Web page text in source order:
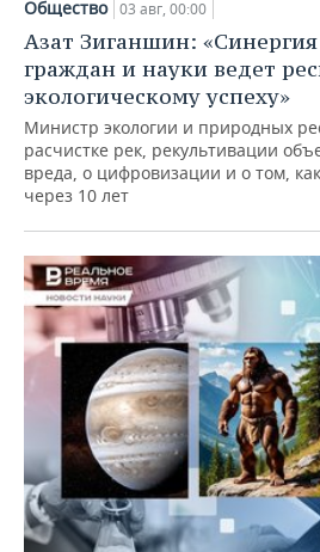
Общество 03 авг, 00:00
Азат Зиганшин: «Синергия
граждан и науки ведет
экологическому успеху»
Министр экологии и природных
расчистке рек, рекультивации
вреда, о цифровизации и о том,
через 10 лет